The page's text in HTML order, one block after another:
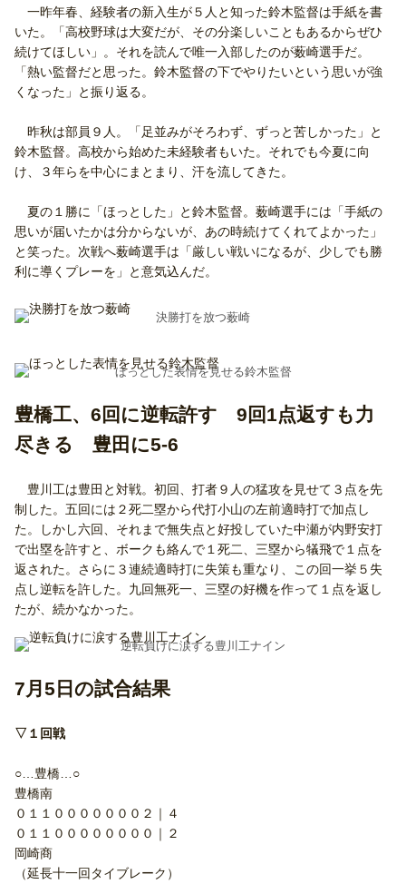
一昨年春、経験者の新入生が５人と知った鈴木監督は手紙を書
いた。「高校野球は大変だが、その分楽しいこともあるからぜひ
続けてほしい」。それを読んで唯一入部したのが薮崎選手だ。
「熱い監督だと思った。鈴木監督の下でやりたいという思いが強
くなった」と振り返る。
昨秋は部員９人。「足並みがそろわず、ずっと苦しかった」と
鈴木監督。高校から始めた未経験者もいた。それでも今夏に向
け、３年らを中心にまとまり、汗を流してきた。
夏の１勝に「ほっとした」と鈴木監督。薮崎選手には「手紙の
思いが届いたかは分からないが、あの時続けてくれてよかった」
と笑った。次戦へ薮崎選手は「厳しい戦いになるが、少しでも勝
利に導くプレーを」と意気込んだ。
決勝打を放つ薮崎
ほっとした表情を見せる鈴木監督
豊橋工、6回に逆転許す 9回1点返すも力
尽きる 豊田に5-6
豊川工は豊田と対戦。初回、打者９人の猛攻を見せて３点を先
制した。五回には２死二塁から代打小山の左前適時打で加点し
た。しかし六回、それまで無失点と好投していた中瀬が内野安打
で出塁を許すと、ボークも絡んで１死二、三塁から犠飛で１点を
返された。さらに３連続適時打に失策も重なり、この回一挙５失
点し逆転を許した。九回無死一、三塁の好機を作って１点を返し
たが、続かなかった。
逆転負けに涙する豊川工ナイン
7月5日の試合結果
▽１回戦
○…豊橋…○
豊橋南
０１１０００００００２｜４
０１１００００００００｜２
岡崎商
（延長十一回タイブレーク）